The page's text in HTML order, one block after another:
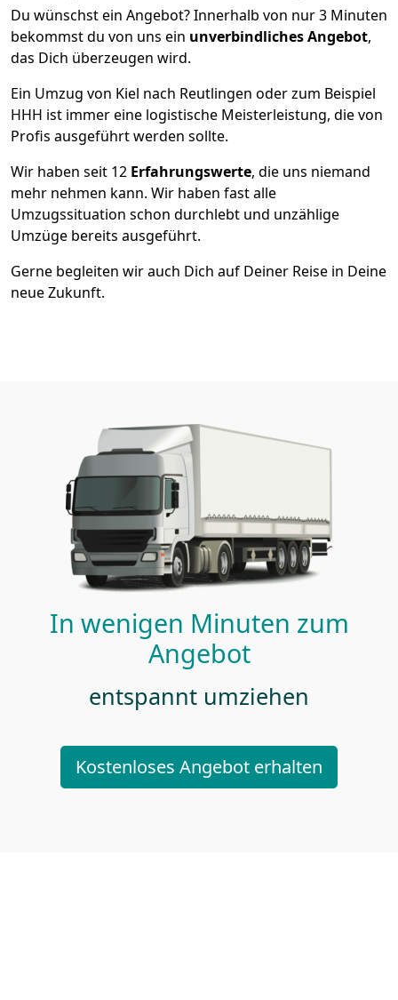
Du wünschst ein Angebot? Innerhalb von nur 3 Minuten
bekommst du von uns ein unverbindliches Angebot,
das Dich überzeugen wird.
Ein Umzug von Kiel nach Reutlingen oder zum Beispiel
HHH ist immer eine logistische Meisterleistung, die von
Profis ausgeführt werden sollte.
Wir haben seit 12 Erfahrungswerte, die uns niemand
mehr nehmen kann. Wir haben fast alle
Umzugssituation schon durchlebt und unzählige
Umzüge bereits ausgeführt.
Gerne begleiten wir auch Dich auf Deiner Reise in Deine
neue Zukunft.
In wenigen Minuten zum
Angebot
entspannt umziehen
Kostenloses Angebot erhalten